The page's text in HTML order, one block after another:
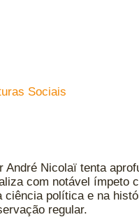
Sociais
Nicolaï tenta
com notável ímpeto
ciência política e na
regular.